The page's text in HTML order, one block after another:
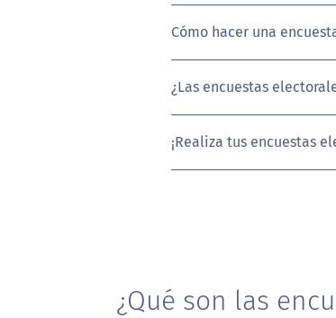
Cómo hacer una
¿Las encuestas
¡Realiza tus encuestas
¿Qué son las